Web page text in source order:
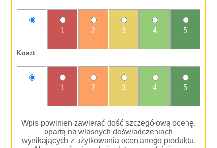
1 2 3 4 5
Koszt
1 2 3 4 5
Wpis powinien zawierać dość szczegółową ocenę,
opartą na własnych doświadczeniach
wynikających z użytkowania ocenianego produktu.